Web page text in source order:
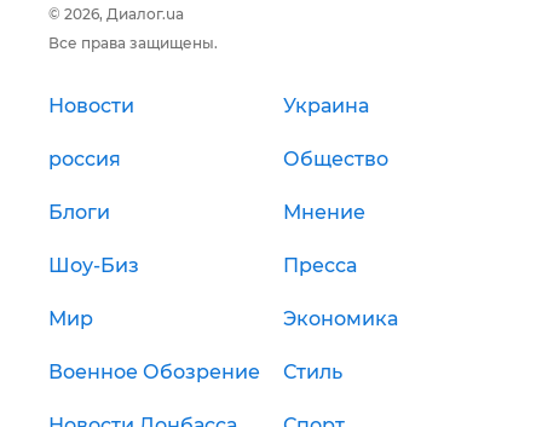
© 2026, Диалог.ua
Все права защищены.
Новости Украина
россия Общество
Блоги Мнение
Шоу-Биз Пресса
Мир Экономика
Военное Обозрение Стиль